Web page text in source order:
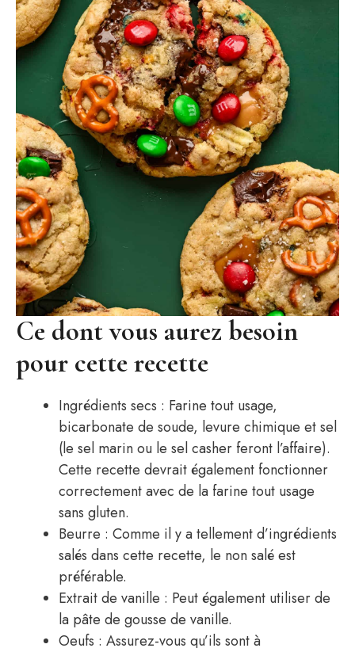
Ce dont vous aurez besoin
pour cette recette
Ingrédients secs : Farine tout usage,
bicarbonate de soude, levure chimique et sel
(le sel marin ou le sel casher feront l’affaire).
Cette recette devrait également fonctionner
correctement avec de la farine tout usage
sans gluten.
Beurre : Comme il y a tellement d’ingrédients
salés dans cette recette, le non salé est
préférable.
Extrait de vanille : Peut également utiliser de
la pâte de gousse de vanille.
Oeufs : Assurez-vous qu’ils sont à